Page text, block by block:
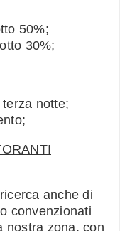
50%;
30%;
notte;
anche di
convenzionati
nostra zona, con